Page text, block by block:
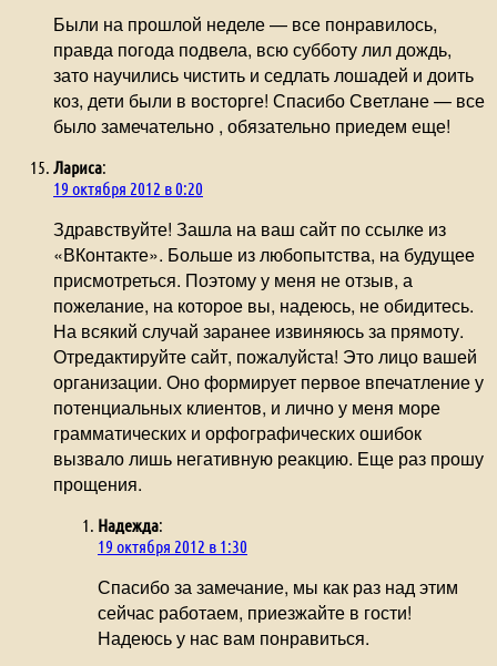
Были на прошлой неделе — все понравилось,
правда погода подвела, всю субботу лил дождь,
зато научились чистить и седлать лошадей и доить
коз, дети были в восторге! Спасибо Светлане — все
было замечательно , обязательно приедем еще!
Лариса:
19 октября 2012 в 0:20
Здравствуйте! Зашла на ваш сайт по ссылке из
«ВКонтакте». Больше из любопытства, на будущее
присмотреться. Поэтому у меня не отзыв, а
пожелание, на которое вы, надеюсь, не обидитесь.
На всякий случай заранее извиняюсь за прямоту.
Отредактируйте сайт, пожалуйста! Это лицо вашей
организации. Оно формирует первое впечатление у
потенциальных клиентов, и лично у меня море
грамматических и орфографических ошибок
вызвало лишь негативную реакцию. Еще раз прошу
прощения.
Надежда:
19 октября 2012 в 1:30
Спасибо за замечание, мы как раз над этим
сейчас работаем, приезжайте в гости!
Надеюсь у нас вам понравиться.